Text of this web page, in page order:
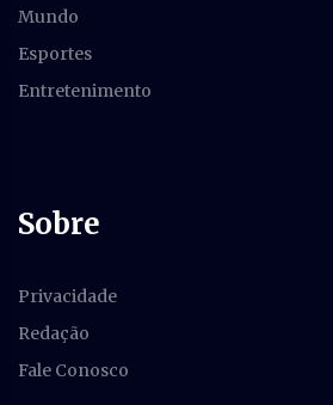
Mundo
Esportes
Entretenimento
Sobre
Privacidade
Redação
Fale Conosco